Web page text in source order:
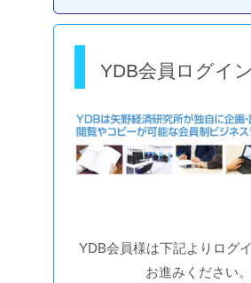
YDB会員ログイン
YDB会員様は下記よりログ
お進みください。